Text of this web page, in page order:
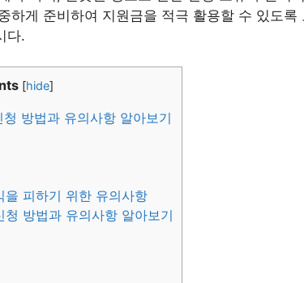
하게 준비하여 지원금을 적극 활용할 수 있도록
다.
[hide]
방법과 유의사항 알아보기
을 피하기 위한 유의사항
방법과 유의사항 알아보기